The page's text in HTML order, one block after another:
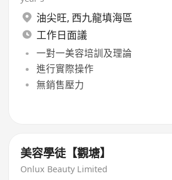
油尖旺, 西九龍填海區
工作日面議
一對一美容培訓及理論
進行實際操作
無銷售壓力
美容學徒【觀塘】
Onlux Beauty Limited